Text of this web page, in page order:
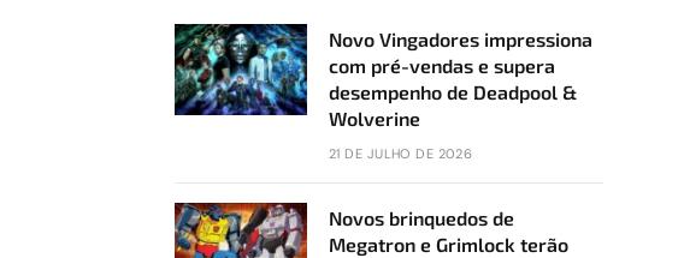
Novo Vingadores impressiona
com pré-vendas e supera
desempenho de Deadpool &
Wolverine
21 DE JULHO DE 2026
Novos brinquedos de
Megatron e Grimlock terão